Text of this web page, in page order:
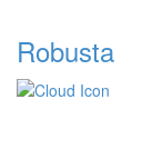
Robusta